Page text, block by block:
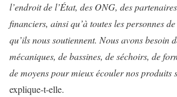
l’endroit de l’État, des ONG, des
financiers, ainsi qu’à toutes les personnes
qu’ils nous soutiennent. Nous avons besoin
mécaniques, de bassines, de séchoirs, de
de moyens pour mieux écouler nos produits
explique-t-elle.